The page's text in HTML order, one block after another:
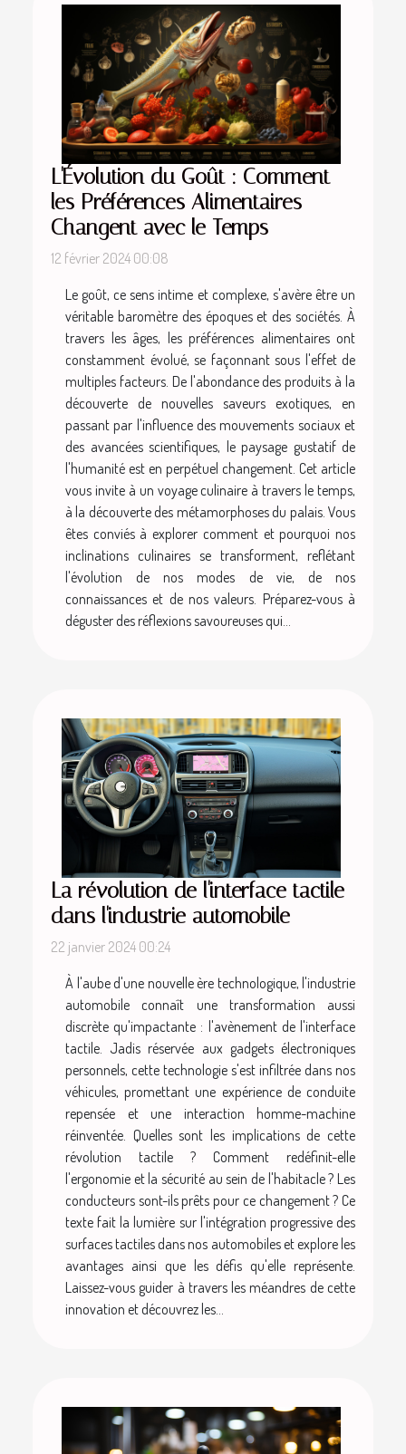
L'Évolution du Goût : Comment
les Préférences Alimentaires
Changent avec le Temps
12 février 2024 00:08
Le goût, ce sens intime et complexe, s'avère être un
véritable baromètre des époques et des sociétés. À
travers les âges, les préférences alimentaires ont
constamment évolué, se façonnant sous l'effet de
multiples facteurs. De l'abondance des produits à la
découverte de nouvelles saveurs exotiques, en
passant par l'influence des mouvements sociaux et
des avancées scientifiques, le paysage gustatif de
l'humanité est en perpétuel changement. Cet article
vous invite à un voyage culinaire à travers le temps,
à la découverte des métamorphoses du palais. Vous
êtes conviés à explorer comment et pourquoi nos
inclinations culinaires se transforment, reflétant
l'évolution de nos modes de vie, de nos
connaissances et de nos valeurs. Préparez-vous à
déguster des réflexions savoureuses qui...
La révolution de l'interface tactile
dans l'industrie automobile
22 janvier 2024 00:24
À l'aube d'une nouvelle ère technologique, l'industrie
automobile connaît une transformation aussi
discrète qu'impactante : l'avènement de l'interface
tactile. Jadis réservée aux gadgets électroniques
personnels, cette technologie s'est infiltrée dans nos
véhicules, promettant une expérience de conduite
repensée et une interaction homme-machine
réinventée. Quelles sont les implications de cette
révolution tactile ? Comment redéfinit-elle
l'ergonomie et la sécurité au sein de l'habitacle ? Les
conducteurs sont-ils prêts pour ce changement ? Ce
texte fait la lumière sur l'intégration progressive des
surfaces tactiles dans nos automobiles et explore les
avantages ainsi que les défis qu'elle représente.
Laissez-vous guider à travers les méandres de cette
innovation et découvrez les...